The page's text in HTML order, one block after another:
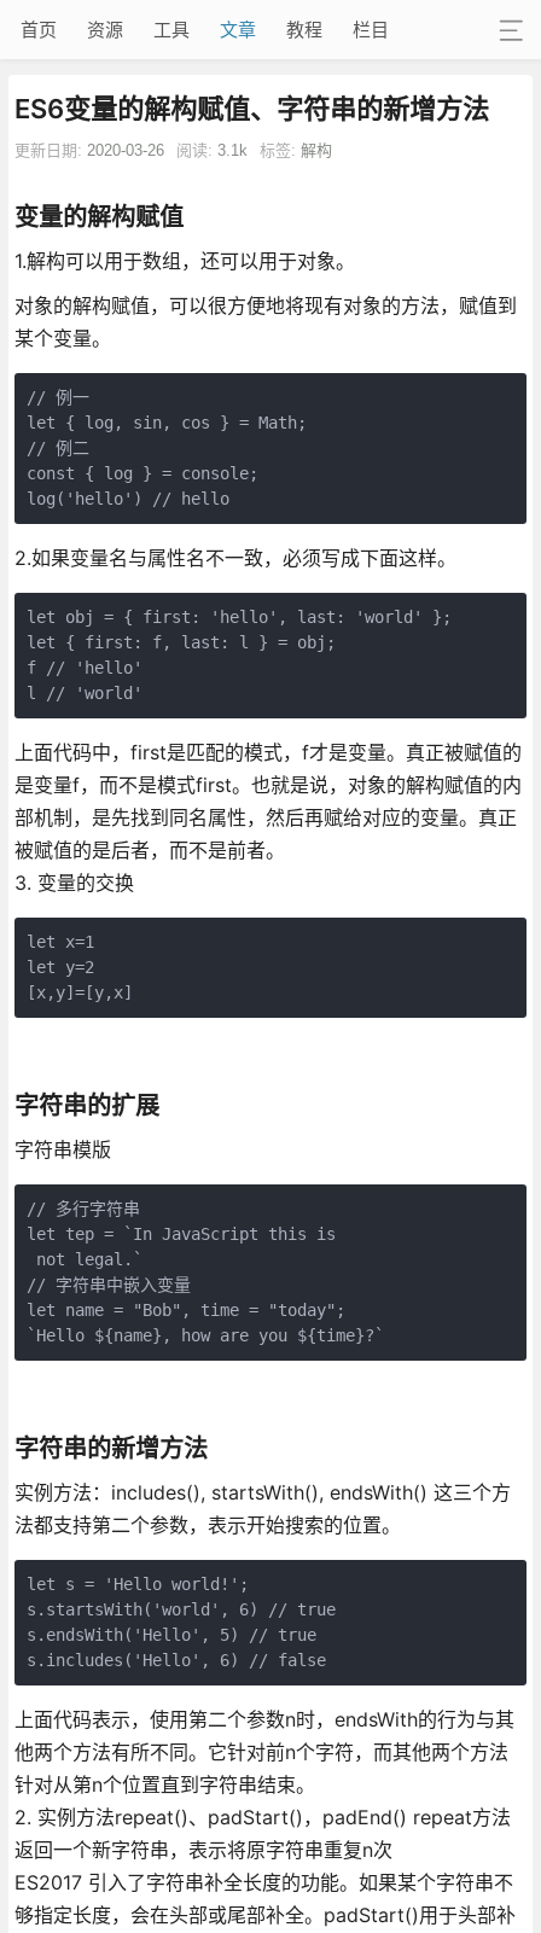
首页 资源 工具 文章 教程 栏目
ES6变量的解构赋值、字符串的新增方法
更新日期: 2020-03-26 阅读: 3.1k 标签: 解构
变量的解构赋值
1.解构可以用于数组，还可以用于对象。
对象的解构赋值，可以很方便地将现有对象的方法，赋值到
某个变量。
// 例一
let { log, sin, cos } = Math;
// 例二
const { log } = console;
log('hello') // hello
2.如果变量名与属性名不一致，必须写成下面这样。
let obj = { first: 'hello', last: 'world' };
let { first: f, last: l } = obj;
f // 'hello'
上面代码中，first是匹配的模式，f才是变量。真正被赋值的
是变量f，而不是模式first。也就是说，对象的解构赋值的内
部机制，是先找到同名属性，然后再赋给对应的变量。真正
被赋值的是后者，而不是前者。
3. 变量的交换
let x=1
let y=2
[x,y]=[y,x]
字符串的扩展
字符串模版
// 多行字符串
let tep = `In JavaScript this is
not legal.`
// 字符串中嵌入变量
let name = "Bob", time = "today";
`Hello ${name}, how are you ${time}?`
字符串的新增方法
实例方法：includes(), startsWith(), endsWith() 这三个方
法都支持第二个参数，表示开始搜索的位置。
let s = 'Hello world!';
s.startsWith('world', 6) // true
s.endsWith('Hello', 5) // true
s.includes('Hello', 6) // false
上面代码表示，使用第二个参数n时，endsWith的行为与其
他两个方法有所不同。它针对前n个字符，而其他两个方法
针对从第n个位置直到字符串结束。
2. 实例方法repeat()、padStart()，padEnd() repeat方法
返回一个新字符串，表示将原字符串重复n次
ES2017 引入了字符串补全长度的功能。如果某个字符串不
够指定长度，会在头部或尾部补全。padStart()用于头部补